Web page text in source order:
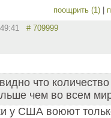
поощрить (1)
# 709999
что количество
чем во всем
у США воюют